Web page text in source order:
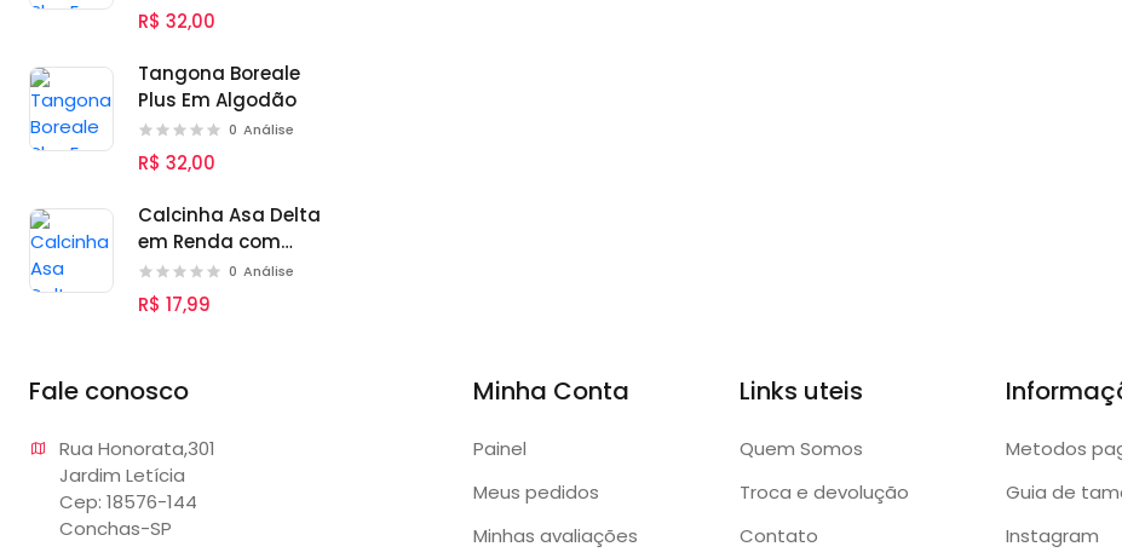
R$ 32,00
Tangona Boreale
Plus Em Algodão
0 Análise
R$ 32,00
Calcinha Asa Delta
em Renda com
Detalhe de Laço
0 Análise
R$ 17,99
Fale conosco
Rua Honorata,301
Jardim Letícia
Cep: 18576-144
Conchas-SP
Minha Conta
Painel
Meus pedidos
Minhas avaliações
Links uteis
Quem Somos
Troca e devolução
Contato
Metodos
Guia de
Instagram